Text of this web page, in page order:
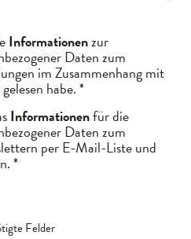
Informationenzur
Daten zum
im Zusammenhang mit
habe.*
Informationenfür die
Daten zum
per E-Mail-Liste und
*
Felder